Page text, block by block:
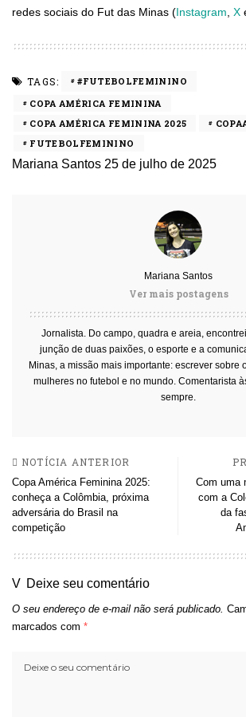
redes sociais do Fut das Minas (Instagram X
TAGS:
#FUTEBOLFEMININO
COPA AMÉRICA FEMININA
COPA AMÉRICA FEMININA 2025
FUTEBOLFEMININO
Mariana Santos 25 de julho de 2025
Mariana Santos
Ver mais postagens
Jornalista. Do campo, quadra e areia,
junção de duas paixões, o esporte e a
Minas, a missão mais importante: escrever sobre
mulheres no futebol e no mundo. Comentarista
sempre.
NOTÍCIA ANTERIOR
Copa América Feminina 2025:
conheça a Colômbia, próxima
adversária do Brasil na
competição
Com uma
com a
da
Deixe seu comentário
O seu endereço de e-mail não será publicado.
marcados com *